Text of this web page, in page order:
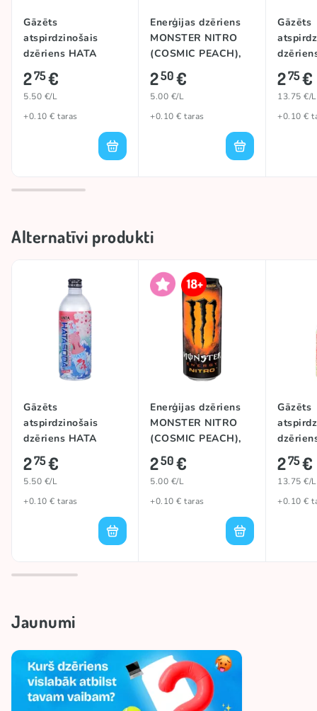
Gāzēts
atspirdzinošais
dzēriens HATA
HATASODA
(WATERMELON),
500ml
275€
5.50 €/L
+0.10 € taras
Enerģijas dzēriens
MONSTER NITRO
(COSMIC PEACH),
500ml
250€
5.00 €/L
+0.10 € taras
Gāzēts
200ml
275€
13.75 €/L
+0.10 €
Alternatīvi produkti
Gāzēts
atspirdzinošais
dzēriens HATA
HATASODA
(WATERMELON),
500ml
275€
5.50 €/L
+0.10 € taras
Enerģijas dzēriens
MONSTER NITRO
(COSMIC PEACH),
500ml
250€
5.00 €/L
+0.10 € taras
Gāzēts
200ml
275€
13.75 €/L
+0.10 €
Jaunumi